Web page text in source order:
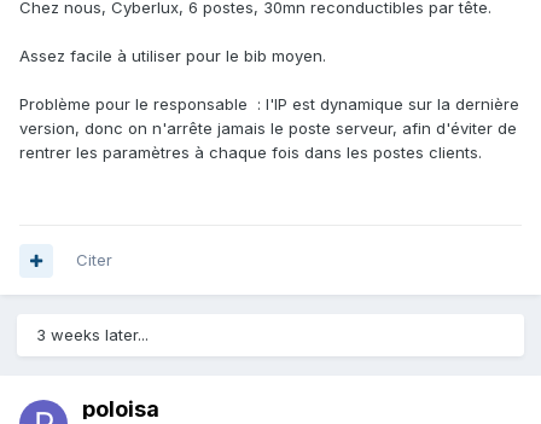
Chez nous, Cyberlux, 6 postes, 30mn reconductibles par tête.
Assez facile à utiliser pour le bib moyen.
Problème pour le responsable : l'IP est dynamique sur la dernière
version, donc on n'arrête jamais le poste serveur, afin d'éviter de
rentrer les paramètres à chaque fois dans les postes clients.
Citer
3 weeks later...
poloisa